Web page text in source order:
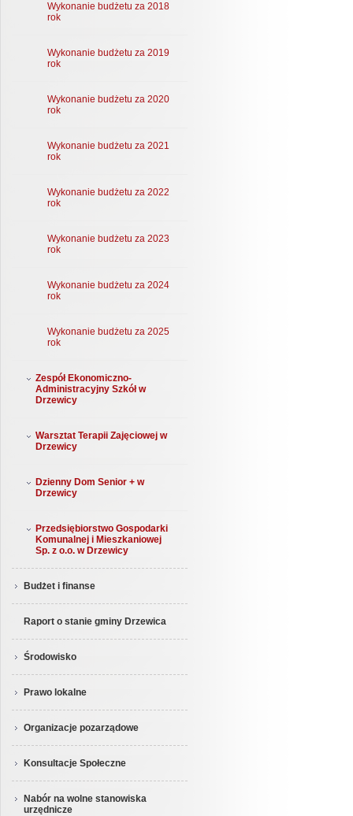
Wykonanie budżetu za 2018
rok
Wykonanie budżetu za 2019
rok
Wykonanie budżetu za 2020
rok
Wykonanie budżetu za 2021
rok
Wykonanie budżetu za 2022
rok
Wykonanie budżetu za 2023
rok
Wykonanie budżetu za 2024
rok
Wykonanie budżetu za 2025
rok
Zespół Ekonomiczno-
Administracyjny Szkół w
Drzewicy
Warsztat Terapii Zajęciowej w
Drzewicy
Dzienny Dom Senior + w
Drzewicy
Przedsiębiorstwo Gospodarki
Komunalnej i Mieszkaniowej
Sp. z o.o. w Drzewicy
Budżet i finanse
Raport o stanie gminy Drzewica
Środowisko
Prawo lokalne
Organizacje pozarządowe
Konsultacje Społeczne
Nabór na wolne stanowiska
urzędnicze